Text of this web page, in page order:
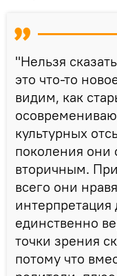
"Нельзя
это что-то
видим, как
культурных
поколения они
вторичным.
всего они
интерпретация
единственно
точки зрения
потому что